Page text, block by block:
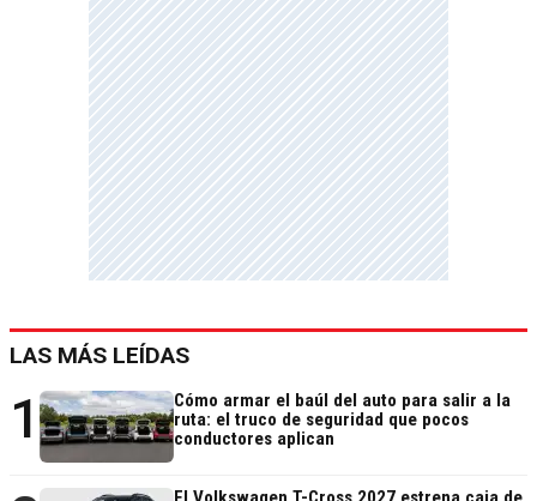
LAS MÁS LEÍDAS
1
Cómo armar el baúl del auto para salir a la
ruta: el truco de seguridad que pocos
conductores aplican